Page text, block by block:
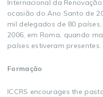
Internacional da
ocasião do Ano Santo de
mil delegados de 80
2006, em Roma, quando
países estiveram presentes.
Formação
ICCRS encourages the